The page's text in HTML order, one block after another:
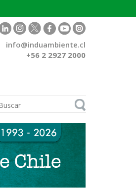
info@induambiente.cl
+56 2 2927 2000